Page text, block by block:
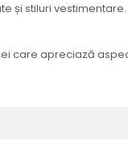
și stiluri
care apreciază